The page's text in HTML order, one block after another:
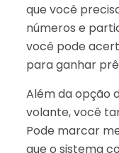
que você
números e
você pode
para ganhar
Além da opção
volante, você
Pode marcar
que o sistema